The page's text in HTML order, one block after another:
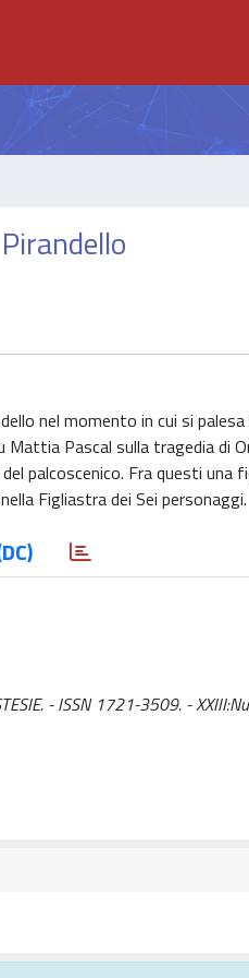
nel momento in cui si
Mattia Pascal sulla tragedia di
palcoscenico. Fra questi una
Figliastra dei Sei personaggi.
- ISSN 1721-3509. -